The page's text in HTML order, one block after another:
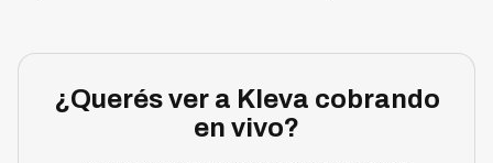
¿Querés ver a Kleva cobrando
en vivo?